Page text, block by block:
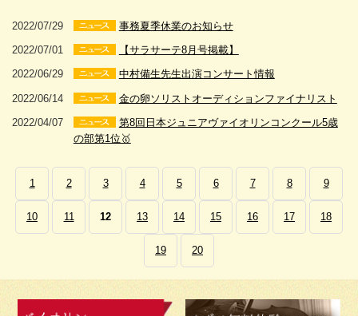
2022/07/29 事務夏季休業のお知らせ
2022/07/01 【サラサーテ8月号掲載】
2022/06/29 中村備生先生出演コンサート情報
2022/06/14 金の卵ソリストオーディションファイナリスト
2022/04/07
第8回日本ジュニアヴァイオリンコンクール5歳
の部第1位🥇
1 2 3 4 5 6 7 8 9
10 11 12 13 14 15 16 17 18
19 20